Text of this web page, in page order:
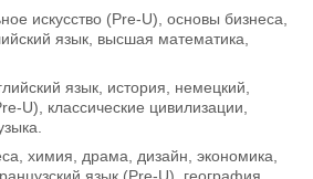
искусство (Pre-U), основы бизнеса,
язык, высшая математика,
язык, история, немецкий,
U), классические цивилизации,
химия, драма, дизайн, экономика,
язык (Pre-U), география,